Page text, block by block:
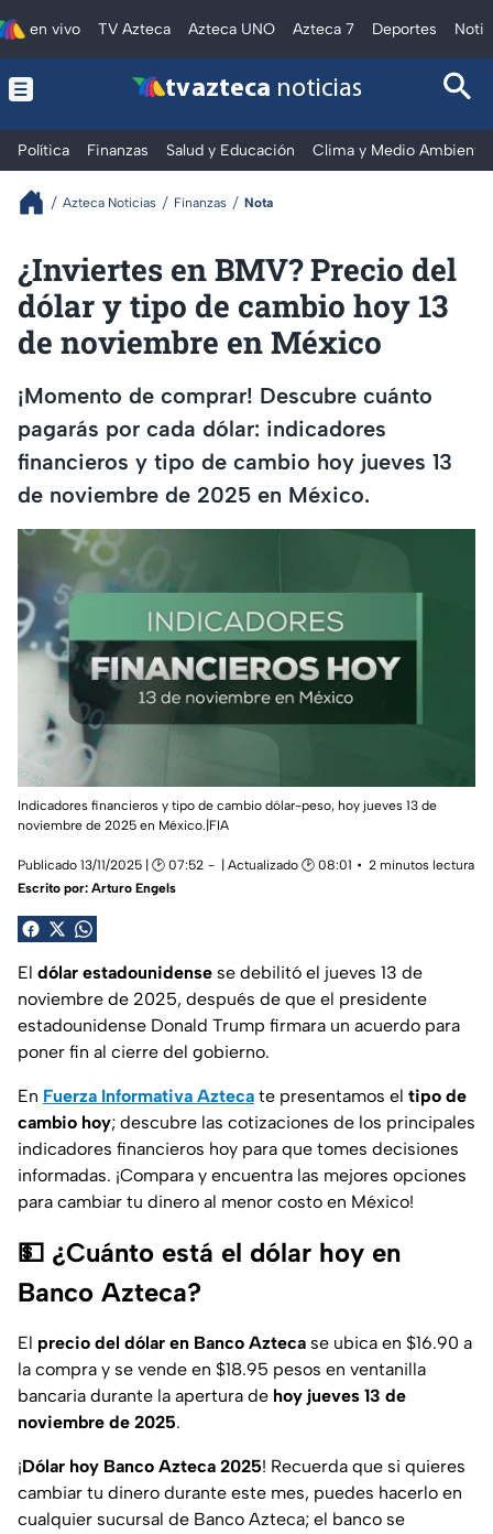
en vivo TV Azteca Azteca UNO Azteca 7 Deportes
tv azteca noticias
Política Finanzas Salud y Educación Clima y Medio Ambiente
Azteca Noticias Finanzas Nota
¿Inviertes en BMV? Precio del
dólar y tipo de cambio hoy 13
de noviembre en México
¡Momento de comprar! Descubre cuánto
pagarás por cada dólar: indicadores
financieros y tipo de cambio hoy jueves 13
de noviembre de 2025 en México.
Indicadores financieros y tipo de cambio dólar-peso, hoy jueves 13 de
noviembre de 2025 en México.|FIA
Publicado 13/11/2025 | 🕑 07:52 | Actualizado 🕑 08:01
2 minutos lectura
Escrito por: Arturo Engels
El dólar estadounidense se debilitó el jueves 13 de
noviembre de 2025, después de que el presidente
estadounidense Donald Trump firmara un acuerdo para
poner fin al cierre del gobierno.
En Fuerza Informativa Azteca te presentamos el tipo de
cambio hoy; descubre las cotizaciones de los principales
indicadores financieros hoy para que tomes decisiones
informadas. ¡Compara y encuentra las mejores opciones
para cambiar tu dinero al menor costo en México!
💵 ¿Cuánto está el dólar hoy en
Banco Azteca?
El precio del dólar en Banco Azteca se ubica en $16.90 a
la compra y se vende en $18.95 pesos en ventanilla
bancaria durante la apertura de hoy jueves 13 de
noviembre de 2025.
¡Dólar hoy Banco Azteca 2025! Recuerda que si quieres
cambiar tu dinero durante este mes, puedes hacerlo en
cualquier sucursal de Banco Azteca; el banco se